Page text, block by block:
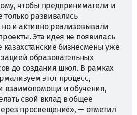
чтобы предприниматели и
только развивались
и активно реализовывали
Эта идея не появилась
казахстанские бизнесмены уже
образовательных
до создания школ. В рамках
этот процесс,
взаимопомощи и обучения,
свой вклад в общее
просвещение», — отметил